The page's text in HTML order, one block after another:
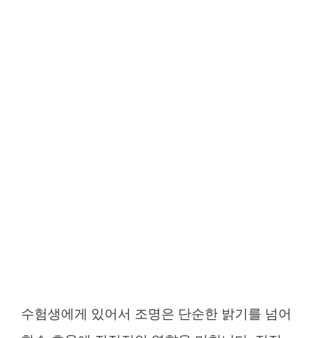
수험생에게 있어서 조명은 단순한 밝기를 넘어